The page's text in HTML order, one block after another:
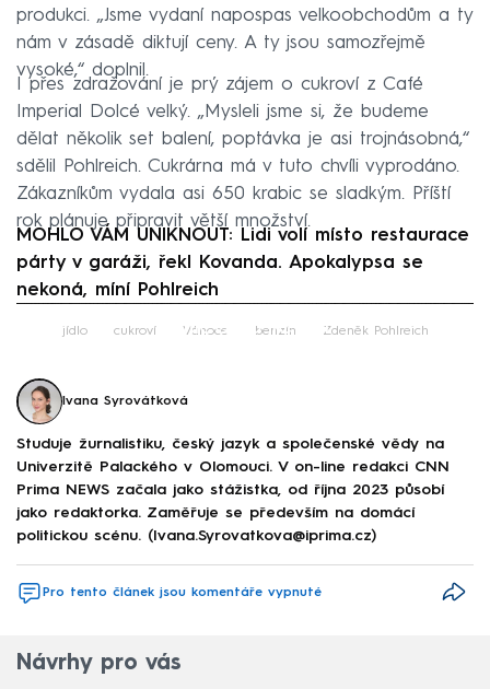
produkci. „Jsme vydaní napospas velkoobchodům a ty
nám v zásadě diktují ceny. A ty jsou samozřejmě
vysoké,“ doplnil.
I přes zdražování je prý zájem o cukroví z Café
Imperial Dolcé velký. „Mysleli jsme si, že budeme
dělat několik set balení, poptávka je asi trojnásobná,“
sdělil Pohlreich. Cukrárna má v tuto chvíli vyprodáno.
Zákazníkům vydala asi 650 krabic se sladkým. Příští
rok plánuje připravit větší množství.
MOHLO VÁM UNIKNOUT: Lidi volí místo restaurace
párty v garáži, řekl Kovanda. Apokalypsa se
nekoná, míní Pohlreich
Failed to fetch
jídlo cukroví Vánoce benzín Zdeněk Pohlreich
Ivana Syrovátková
Studuje žurnalistiku, český jazyk a společenské vědy na
Univerzitě Palackého v Olomouci. V on-line redakci CNN
Prima NEWS začala jako stážistka, od října 2023 působí
jako redaktorka. Zaměřuje se především na domácí
politickou scénu. (Ivana.Syrovatkova@iprima.cz)
Pro tento článek jsou komentáře vypnuté
Návrhy pro vás